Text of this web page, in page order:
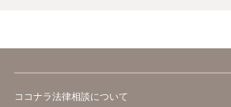
ココナラ法律相談について